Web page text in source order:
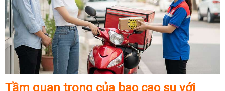
Tầm quan trọng của bao cao su với